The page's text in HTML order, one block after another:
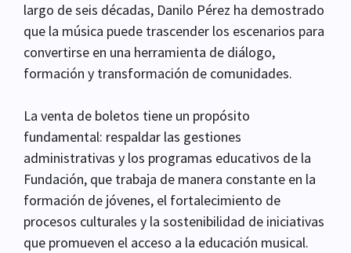
largo de seis décadas, Danilo Pérez ha demostrado
que la música puede trascender los escenarios para
convertirse en una herramienta de diálogo,
formación y transformación de comunidades.
La venta de boletos tiene un propósito
fundamental: respaldar las gestiones
administrativas y los programas educativos de la
Fundación, que trabaja de manera constante en la
formación de jóvenes, el fortalecimiento de
procesos culturales y la sostenibilidad de iniciativas
que promueven el acceso a la educación musical.